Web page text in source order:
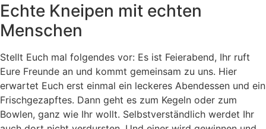
Echte Kneipen mit echten
Menschen
Stellt Euch mal folgendes vor: Es ist Feierabend, Ihr ruft
Eure Freunde an und kommt gemeinsam zu uns. Hier
erwartet Euch erst einmal ein leckeres Abendessen und ein
Frischgezapftes. Dann geht es zum Kegeln oder zum
Bowlen, ganz wie Ihr wollt. Selbstverständlich werdet Ihr